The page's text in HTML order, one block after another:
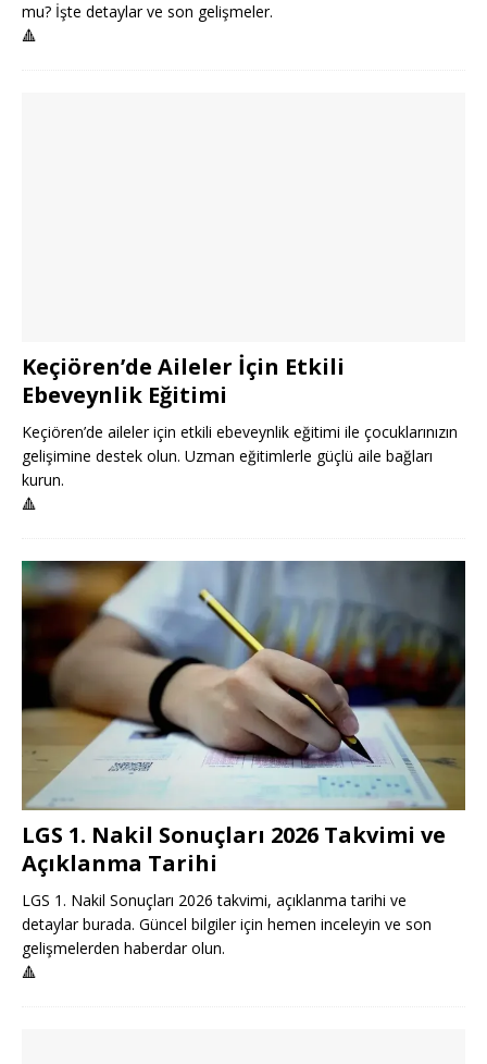
mu? İşte detaylar ve son gelişmeler.
🔺
Keçiören’de Aileler İçin Etkili
Ebeveynlik Eğitimi
Keçiören’de aileler için etkili ebeveynlik eğitimi ile çocuklarınızın
gelişimine destek olun. Uzman eğitimlerle güçlü aile bağları
kurun.
🔺
LGS 1. Nakil Sonuçları 2026 Takvimi ve
Açıklanma Tarihi
LGS 1. Nakil Sonuçları 2026 takvimi, açıklanma tarihi ve
detaylar burada. Güncel bilgiler için hemen inceleyin ve son
gelişmelerden haberdar olun.
🔺